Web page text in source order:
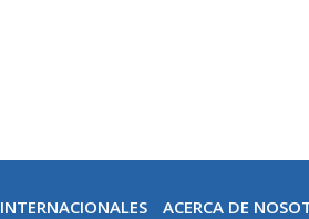
INTERNACIONALES ACERCA DE